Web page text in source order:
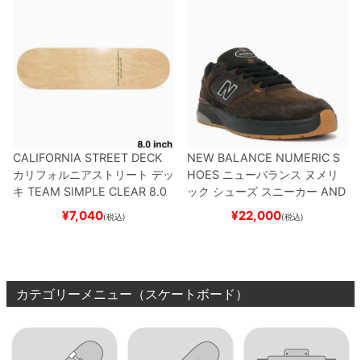
CALIFORNIA STREET DECK
カリフォルニアストリート デッ
キ TEAM SIMPLE CLEAR 8.0
ブランク（DSM）
ード スケボー
¥7,040(税込)
NEW BALANCE NUMERIC S
HOES ニューバランス ヌメリ
ック シューズ スニーカー AND
REW REYNOLDS 933
BROWN/BLACKスケート
¥22,000(税込)
カテゴリーメニュー（スケートボード）